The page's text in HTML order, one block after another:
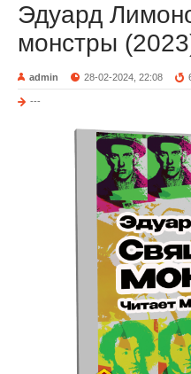
Эдуард
монстры
admin 28-02-2024, 22:08
---